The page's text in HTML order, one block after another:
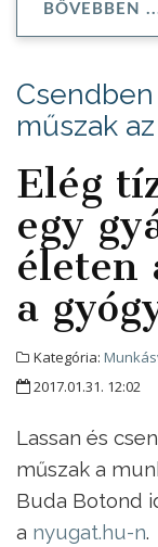
BŐVEBBEN
műszak
Elég
egy
életen
a
Kategória:
2017.01.31. 12:02
Lassan és
műszak a
Buda Botond
a nyugat.hu-n.